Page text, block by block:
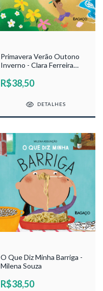
Primavera Verão Outono
Inverno - Clara Ferreira
R$38,50
DETALHES
O Que Diz Minha Barriga -
Milena Souza
R$38,50